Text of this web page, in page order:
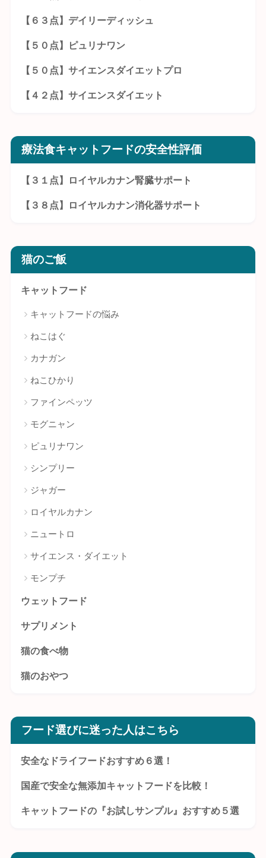
【６３点】デイリーディッシュ
【５０点】ピュリナワン
【５０点】サイエンスダイエットプロ
【４２点】サイエンスダイエット
療法食キャットフードの安全性評価
【３１点】ロイヤルカナン腎臓サポート
【３８点】ロイヤルカナン消化器サポート
猫のご飯
キャットフード
キャットフードの悩み
ねこはぐ
カナガン
ねこひかり
ファインペッツ
モグニャン
ピュリナワン
シンプリー
ジャガー
ロイヤルカナン
ニュートロ
サイエンス・ダイエット
モンプチ
ウェットフード
サプリメント
猫の食べ物
猫のおやつ
フード選びに迷った人はこちら
安全なドライフードおすすめ６選！
国産で安全な無添加キャットフードを比較！
キャットフードの『お試しサンプル』おすすめ５選